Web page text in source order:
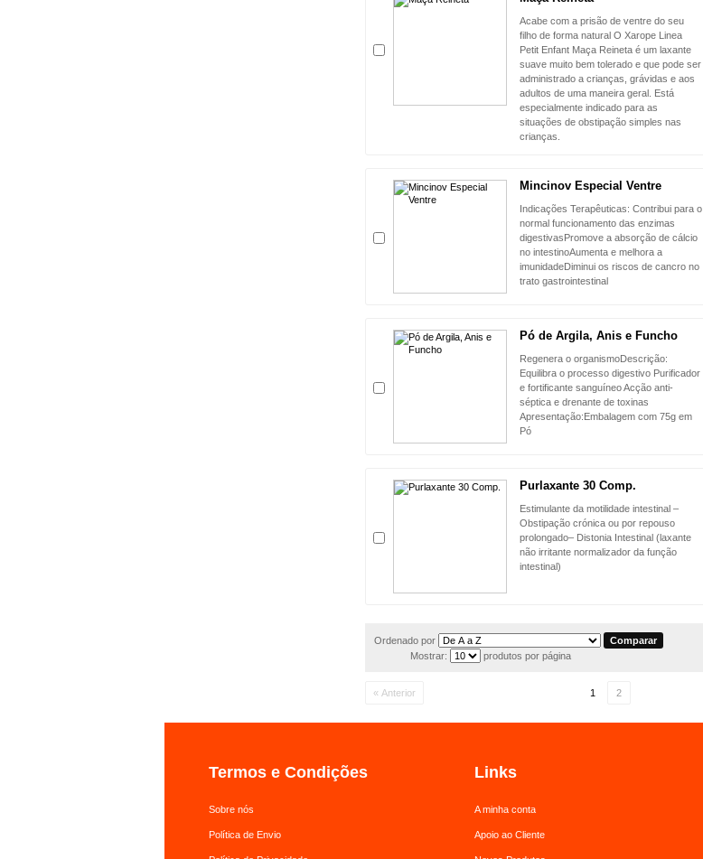
Acabe com a prisão de ventre do seu
filho de forma natural O Xarope Linea
Petit Enfant Maça Reineta é um laxante
suave muito bem tolerado e que pode ser
administrado a crianças, grávidas e aos
adultos de uma maneira geral. Está
especialmente indicado para as
situações de obstipação simples nas
crianças.
Mincinov Especial Ventre
Indicações Terapêuticas: Contribui para o
normal funcionamento das enzimas
digestivasPromove a absorção de cálcio
no intestinoAumenta e melhora a
imunidadeDiminui os riscos de cancro no
trato gastrointestinal
Pó de Argila, Anis e Funcho
Regenera o organismoDescrição:
Equilibra o processo digestivo Purificador
e fortificante sanguíneo Acção anti-
séptica e drenante de toxinas
Apresentação:Embalagem com 75g em
Pó
Purlaxante 30 Comp.
Estimulante da motilidade intestinal –
Obstipação crónica ou por repouso
prolongado– Distonia Intestinal (laxante
não irritante normalizador da função
intestinal)
Ordenado por
Mostrar:
produtos por página
« Anterior 1 2
Termos e Condições
Sobre nós
Política de Envio
Links
A minha conta
Apoio ao Cliente